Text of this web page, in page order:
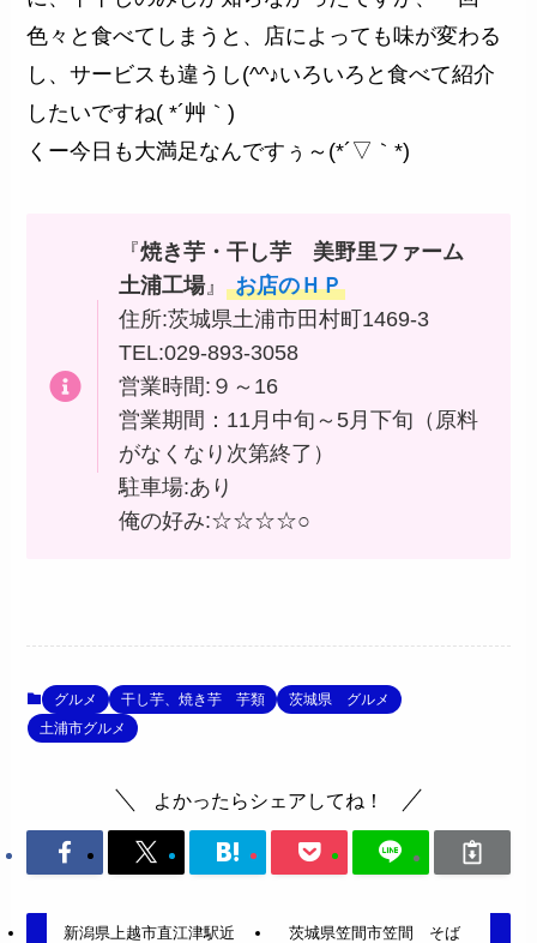
色々と食べてしまうと、店によっても味が変わる
し、サービスも違うし(^^♪いろいろと食べて紹介
したいですね( *´艸｀)
くー今日も大満足なんですぅ～(*´▽｀*)
『焼き芋・干し芋 美野里ファーム
土浦工場』 お店のＨＰ
住所:茨城県土浦市田村町1469-3
TEL:029-893-3058
営業時間:９～16
営業期間：11月中旬～5月下旬（原料
がなくなり次第終了）
駐車場:あり
俺の好み:☆☆☆☆○
グルメ 干し芋、焼き芋 芋類
茨城県 グルメ
土浦市グルメ
よかったらシェアしてね！
新潟県上越市直江津駅近
茨城県笠間市笠間 そば